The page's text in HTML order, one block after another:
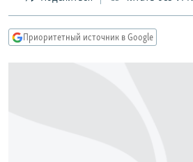
главной
навигации
Вернутся
IDEL.РЕАЛИИ
КАВКАЗ.РЕАЛИИ
Приоритетный источник в Google